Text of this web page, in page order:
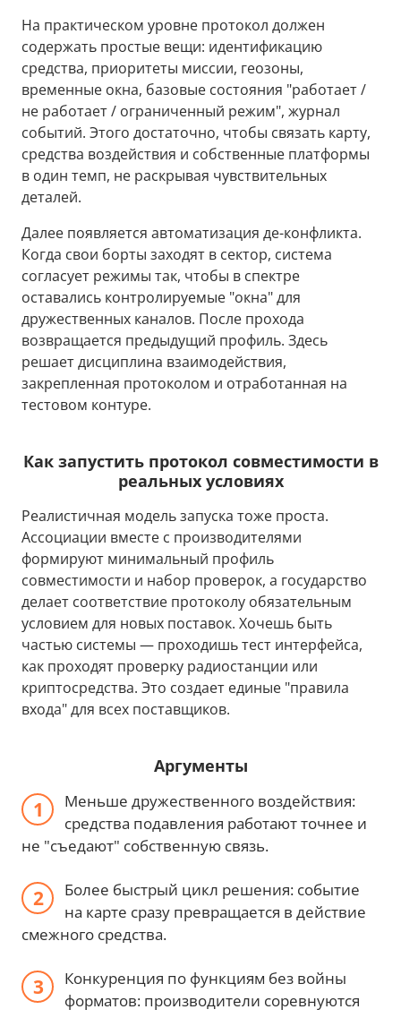
На практическом уровне протокол должен
содержать простые вещи: идентификацию
средства, приоритеты миссии, геозоны,
временные окна, базовые состояния "работает /
не работает / ограниченный режим", журнал
событий. Этого достаточно, чтобы связать карту,
средства воздействия и собственные платформы
в один темп, не раскрывая чувствительных
деталей.
Далее появляется автоматизация де-конфликта.
Когда свои борты заходят в сектор, система
согласует режимы так, чтобы в спектре
оставались контролируемые "окна" для
дружественных каналов. После прохода
возвращается предыдущий профиль. Здесь
решает дисциплина взаимодействия,
закрепленная протоколом и отработанная на
тестовом контуре.
Как запустить протокол совместимости в
реальных условиях
Реалистичная модель запуска тоже проста.
Ассоциации вместе с производителями
формируют минимальный профиль
совместимости и набор проверок, а государство
делает соответствие протоколу обязательным
условием для новых поставок. Хочешь быть
частью системы — проходишь тест интерфейса,
как проходят проверку радиостанции или
криптосредства. Это создает единые "правила
входа" для всех поставщиков.
Аргументы
Меньше дружественного воздействия:
средства подавления работают точнее и
не "съедают" собственную связь.
Более быстрый цикл решения: событие
на карте сразу превращается в действие
смежного средства.
Конкуренция по функциям без войны
форматов: производители соревнуются